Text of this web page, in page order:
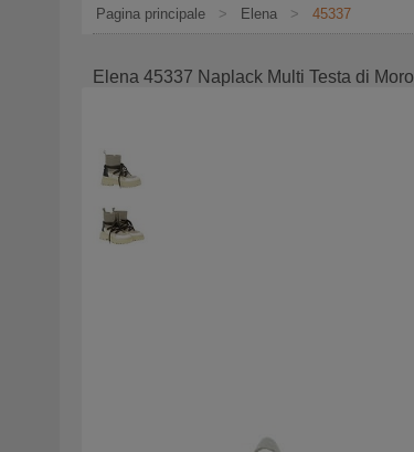
Pagina principale > Elena > 45337
Elena 45337 Naplack Multi Testa di Moro